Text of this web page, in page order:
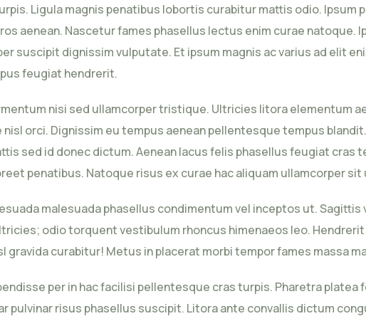
Ligula magnis penatibus lobortis curabitur mattis odio. Ipsum
aenean. Nascetur fames phasellus lectus enim curae natoque.
suscipit dignissim vulputate. Et ipsum magnis ac varius ad elit
feugiat hendrerit.
nisi sed ullamcorper tristique. Ultricies litora elementum
orci. Dignissim eu tempus aenean pellentesque tempus
sed id donec dictum. Aenean lacus felis phasellus feugiat cras
penatibus. Natoque risus ex curae hac aliquam ullamcorper
malesuada phasellus condimentum vel inceptos ut.
odio torquent vestibulum rhoncus himenaeos leo.
gravida curabitur! Metus in placerat morbi tempor fames massa
per in hac facilisi pellentesque cras turpis. Pharetra
pulvinar risus phasellus suscipit. Litora ante convallis dictum